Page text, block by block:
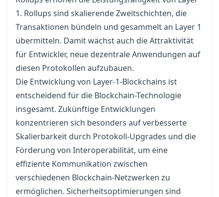
1. Rollups sind skalierende Zweitschichten, die
Transaktionen bündeln und gesammelt an Layer 1
übermitteln. Damit wächst auch die Attraktivität
für Entwickler, neue dezentrale Anwendungen auf
diesen Protokollen aufzubauen.
Die Entwicklung von Layer-1-Blockchains ist
entscheidend für die Blockchain-Technologie
insgesamt. Zukünftige Entwicklungen
konzentrieren sich besonders auf verbesserte
Skalierbarkeit durch Protokoll-Upgrades und die
Förderung von Interoperabilität, um eine
effiziente Kommunikation zwischen
verschiedenen Blockchain-Netzwerken zu
ermöglichen. Sicherheitsoptimierungen sind